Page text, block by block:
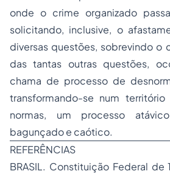
onde o crime organizado
solicitando, inclusive, o
diversas questões, sobrevindo o
das tantas outras questões,
chama de processo de
transformando-se num
normas, um processo
bagunçado e caótico.
REFERÊNCIAS
BRASIL. Constituição Federal de